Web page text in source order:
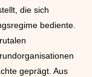
die sich
bediente.
geprägt. Aus